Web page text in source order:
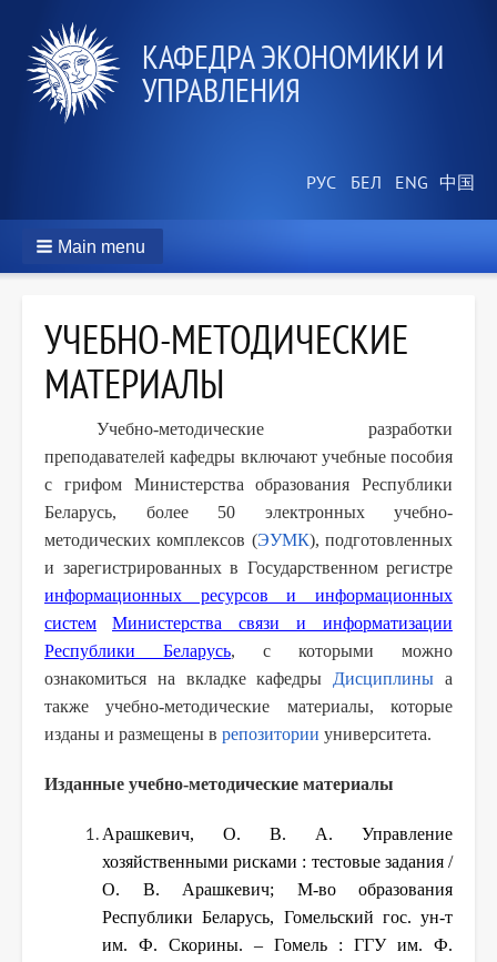
КАФЕДРА ЭКОНОМИКИ И
УПРАВЛЕНИЯ
Main menu
УЧЕБНО-МЕТОДИЧЕСКИЕ
МАТЕРИАЛЫ
Учебно-методические разработки
преподавателей кафедры включают учебные пособия
с грифом Министерства образования Республики
Беларусь, более 50 электронных учебно-
методических комплексов (ЭУМК), подготовленных
и зарегистрированных в Государственном регистре
информационных ресурсов и информационных
систем
Министерства связи и информатизации
Республики Беларусь, с которыми можно
ознакомиться на вкладке кафедры Дисциплины а
также учебно-методические материалы, которые
изданы и размещены в репозитории университета.
Изданные учебно-методические материалы
Арашкевич, О. В. А. Управление
хозяйственными рисками : тестовые задания /
О. В. Арашкевич; М-во образования
Республики Беларусь, Гомельский гос. ун-т
им. Ф. Скорины. – Гомель : ГГУ им. Ф.